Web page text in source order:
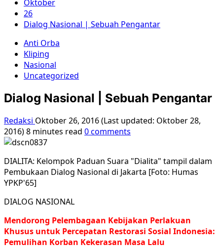
Oktober
26
Dialog Nasional | Sebuah Pengantar
Anti Orba
Kliping
Nasional
Uncategorized
Dialog Nasional | Sebuah Pengantar
Redaksi Oktober 26, 2016 (Last updated: Oktober 28,
2016)8 minutes read 0 comments
DIALITA: Kelompok Paduan Suara "Dialita" tampil dalam
Pembukaan Dialog Nasional di Jakarta [Foto: Humas
YPKP'65]
DIALOG NASIONAL
Mendorong Pelembagaan Kebijakan Perlakuan
Khusus untuk Percepatan Restorasi Sosial Indonesia:
Pemulihan Korban Kekerasan Masa Lalu